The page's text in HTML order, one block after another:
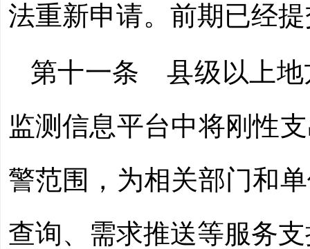
法重新申请。前期已经
第十一条 县级以上地
监测信息平台中将刚性
警范围，为相关部门和
查询、需求推送等服务